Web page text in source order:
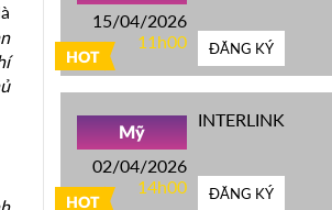
HOT
15/04/2026
11h00
ĐĂNG KÝ
HOT
Mỹ
02/04/2026
14h00
INTERLINK
ĐĂNG KÝ